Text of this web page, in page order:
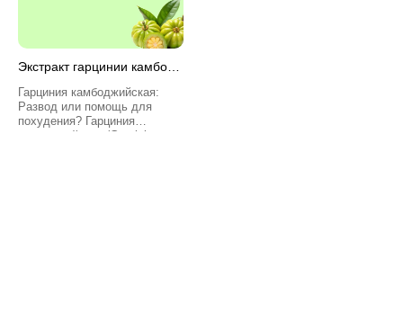
Гарциния камбоджийская:
Развод или помощь для
похудения? Гарциния
камбоджийская (Garcinia